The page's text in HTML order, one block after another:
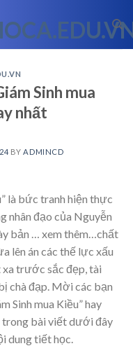
Sinh mua
nhất
BY ADMINCD
là bức tranh hiện thực
nhân đạo của Nguyễn
bản
… xem thêm… chất
lên án các thế lực xấu
trước sắc đẹp, tài
chà đạp. Mời các bạn
Sinh mua Kiều” hay
trong bài viết dưới đây
dung tiết học.